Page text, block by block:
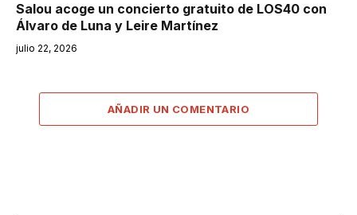
Salou acoge un concierto gratuito de LOS40 con
Álvaro de Luna y Leire Martínez
julio 22, 2026
AÑADIR UN COMENTARIO